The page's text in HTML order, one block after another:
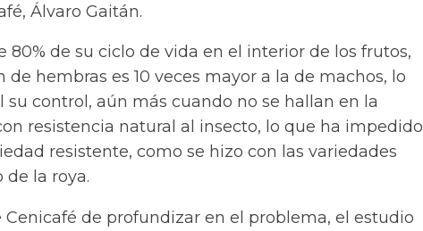
Álvaro Gaitán.
80% de su ciclo de vida en el interior de los frutos,
hembras es 10 veces mayor a la de machos, lo
control, aún más cuando no se hallan en la
resistencia natural al insecto, lo que ha impedido
resistente, como se hizo con las variedades
de la roya.
Cenicafé de profundizar en el problema, el estudio